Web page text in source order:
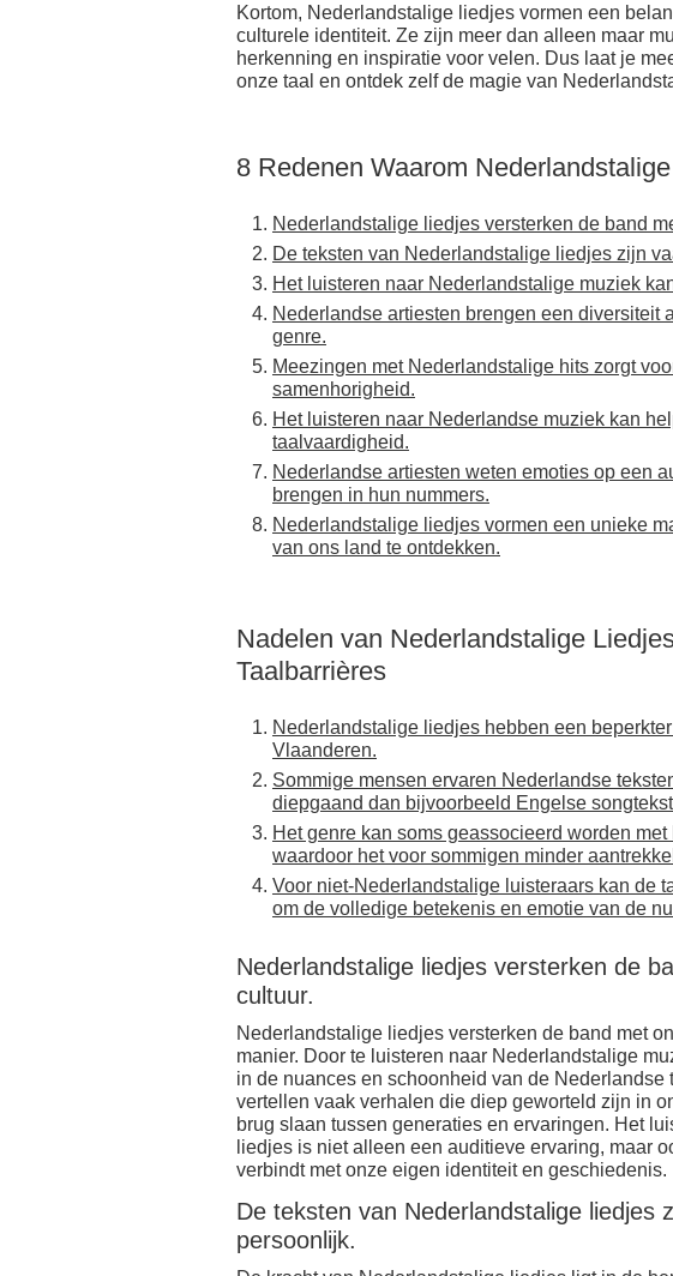
Kortom, Nederlandstalige liedjes vormen een
culturele identiteit. Ze zijn meer dan alleen maar
herkenning en inspiratie voor velen. Dus laat je
onze taal en ontdek zelf de magie van
8 Redenen Waarom
Nederlandstalige liedjes versterken de band
De teksten van Nederlandstalige liedjes zijn
Het luisteren naar Nederlandstalige muziek
Nederlandse artiesten brengen een diversiteit
genre.
Meezingen met Nederlandstalige hits zorgt
samenhorigheid.
Het luisteren naar Nederlandse muziek kan
taalvaardigheid.
Nederlandse artiesten weten emoties op een
brengen in hun nummers.
Nederlandstalige liedjes vormen een unieke
van ons land te ontdekken.
Nadelen van Nederlandstalige
Taalbarrières
Nederlandstalige liedjes hebben een
Vlaanderen.
Sommige mensen ervaren Nederlandse
diepgaand dan bijvoorbeeld Engelse
Het genre kan soms geassocieerd worden
waardoor het voor sommigen minder
Voor niet-Nederlandstalige luisteraars kan de
om de volledige betekenis en emotie van de
Nederlandstalige liedjes versterken de
cultuur.
Nederlandstalige liedjes versterken de band met
manier. Door te luisteren naar Nederlandstalige
in de nuances en schoonheid van de
vertellen vaak verhalen die diep geworteld zijn in
brug slaan tussen generaties en ervaringen. Het
liedjes is niet alleen een auditieve ervaring, maar
verbindt met onze eigen identiteit en geschiedenis.
De teksten van Nederlandstalige liedjes
persoonlijk.